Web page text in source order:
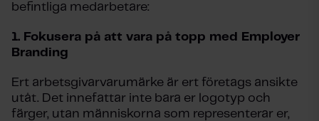
befintliga medarbetare:
1. Fokusera på att vara på topp med Employer
Branding
Ert arbetsgivarvarumärke är ert företags ansikte
utåt. Det innefattar inte bara er logotyp och
färger, utan människorna som representerar er,